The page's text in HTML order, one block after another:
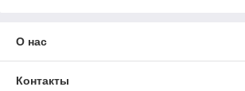
О нас
Контакты